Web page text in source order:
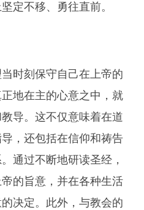
定不移、勇往直前。
时刻保守自己在上帝的
地在主的心意之中，就
导。这不仅意味着在道
，还包括在信仰和祷告
通过不断地研读圣经，
的旨意，并在各种生活
决定。此外，与教会的